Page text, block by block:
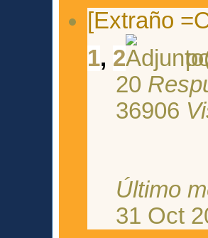
[Extraño
1, 2
20
36906
Último
31 Oct